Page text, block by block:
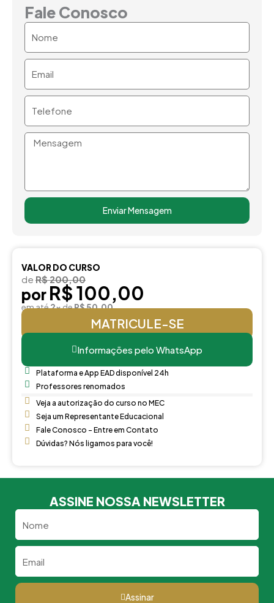
Fale Conosco
Mensagem
Enviar Mensagem
VALOR DO CURSO
de R$ 200,00
por R$ 100,00
em até2xdeR$ 50,00
MATRICULE-SE
Informações pelo WhatsApp
Plataforma e App EAD disponível 24h
Professores renomados
Veja a autorização do curso no MEC
Seja um Representante Educacional
Fale Conosco - Entre em Contato
Dúvidas? Nós ligamos para você!
ASSINE NOSSA NEWSLETTER
Assinar